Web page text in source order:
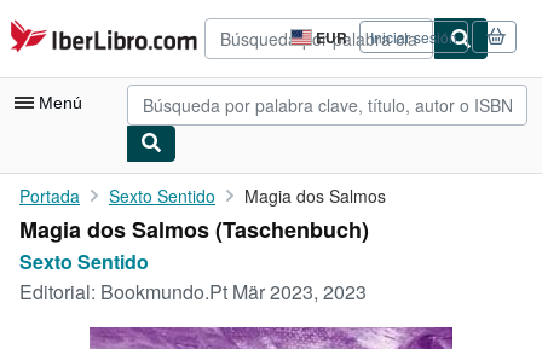
Pasar al contenido principal
IberLibro.com EUR
Preferencias
de
compra
del
Iniciar sesión
Menú
Mi cuenta
Consultar mis pedidos
Portada Sexto Sentido Magia dos Salmos
Magia dos Salmos (Taschenbuch)
Sexto Sentido
Editorial: Bookmundo.Pt Mär 2023, 2023